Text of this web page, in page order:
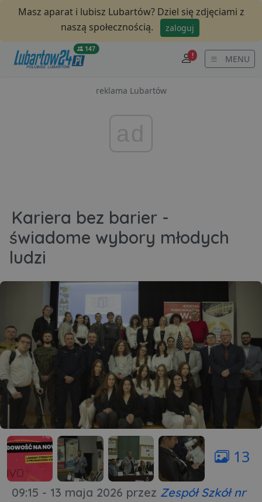
Masz aparat i lubisz Lubartów? Dziel się zdjęciami z
naszą społecznością.
zaloguj
147
! MENU
reklama Lubartów
Kariera bez barier -
świadome wybory młodych
ludzi
13
09:15 - 13 maja 2026 przez Zespół Szkół nr